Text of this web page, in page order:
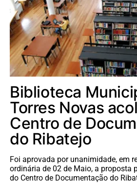
Biblioteca
Torres Novas
Centro de
do Ribatejo
Foi aprovada por unanimidade, em
ordinária de 02 de Maio, a proposta
do Centro de Documentação do